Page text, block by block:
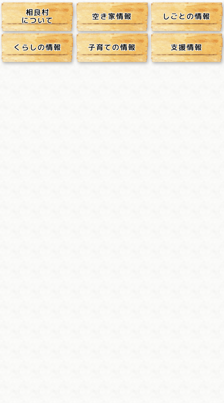
本
へ
ジ
ャ
ン
プ
し
ま
す
相良村
について 空き家情報 しごとの情報
くらしの情報 子育ての情報 支援情報